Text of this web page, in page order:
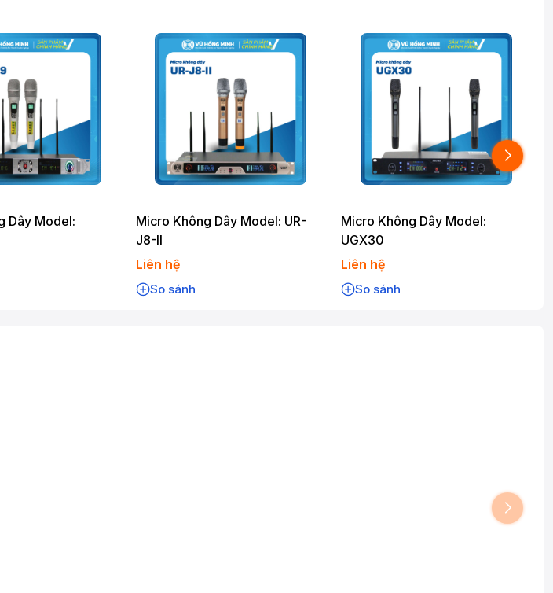
Dây Model:
Micro Không Dây Model: UR-
J8-II
Liên hệ
So sánh
Micro Không Dây Model:
UGX30
Liên hệ
So sánh